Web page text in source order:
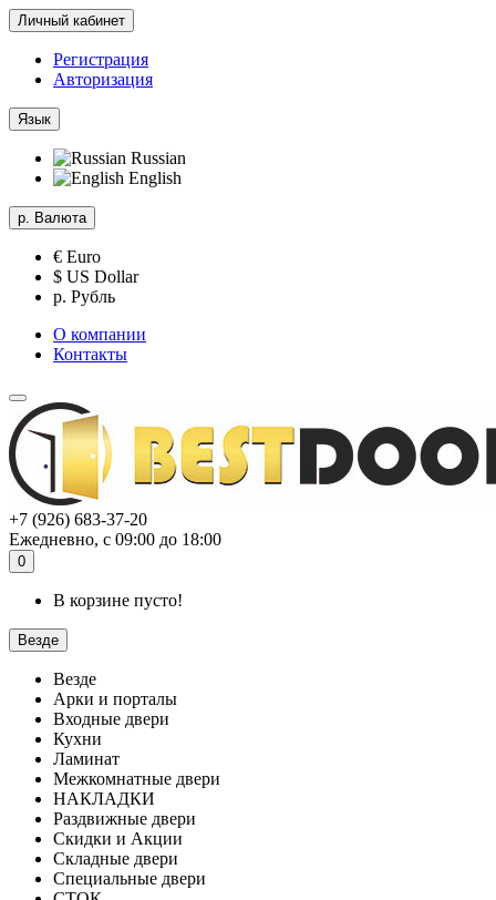
Личный кабинет
Регистрация
Авторизация
Язык
Russian
English
р. Валюта
€ Euro
$ US Dollar
р. Рубль
О компании
Контакты
+7 (926) 683-37-20
Ежедневно, с 09:00 до 18:00
0
В корзине пусто!
Везде
Везде
Арки и порталы
Входные двери
Кухни
Ламинат
Межкомнатные двери
НАКЛАДКИ
Раздвижные двери
Скидки и Акции
Складные двери
Специальные двери